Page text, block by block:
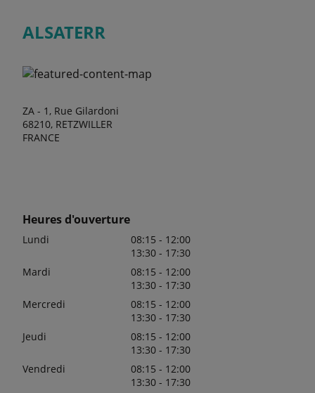
ALSATERR
ZA - 1, Rue Gilardoni
68210, RETZWILLER
FRANCE
Heures d'ouverture
Lundi
08:15 - 12:00
13:30 - 17:30
Mardi
08:15 - 12:00
13:30 - 17:30
Mercredi
08:15 - 12:00
13:30 - 17:30
Jeudi
08:15 - 12:00
13:30 - 17:30
Vendredi
08:15 - 12:00
13:30 - 17:30